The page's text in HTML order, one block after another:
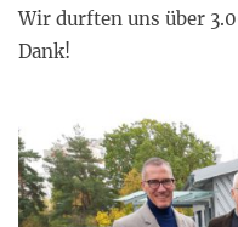
Wir durften uns über
Dank!